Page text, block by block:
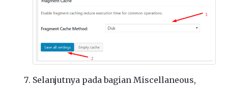
Selanjutnya pada bagian Miscellaneous,